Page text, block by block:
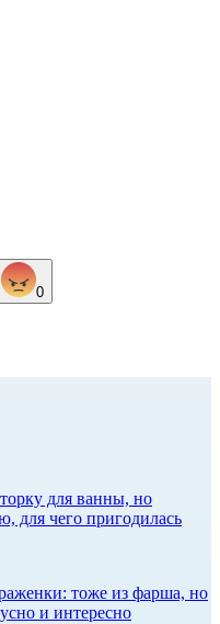
0
для ванны, но
для чего пригодилась
тоже из фарша, но
и интересно